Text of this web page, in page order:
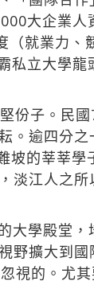
大企業
就業力、
立大學
份子。民
。逾四分
坡的莘莘
淡江人之
大學殿堂
野擴大到
視的。尤